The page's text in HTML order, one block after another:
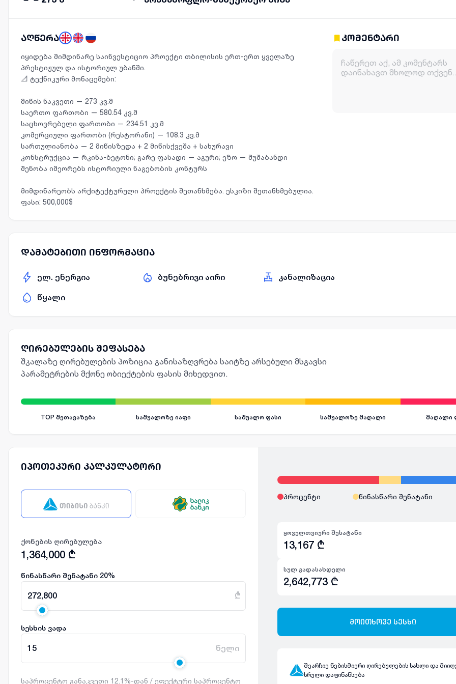
აღწერა
იყიდება მიმდინარე საინვესტიციო პროექტი თბილისის ერთ-ერთ ყველაზე
პრესტიჟულ და ისტორიულ უბანში.
📐 ტექნიკური მონაცემები:
მიწის ნაკვეთი — 273 კვ.მ
საერთო ფართობი — 580.54 კვ.მ
საცხოვრებელი ფართობი — 234.51 კვ.მ
კომერციული ფართობი (რესტორანი) — 108.3 კვ.მ
სართულიანობა — 2 მიწისზედა + 2 მიწისქვეშა + სახურავი
კონსტრუქცია — რკინა-ბეტონი; გარე ფასადი — აგური; ეზო — შუშაბანდი
შენობა იმეორებს ისტორიული ნაგებობის კონტურს
მიმდინარეობს არქიტექტურული პროექტის შეთანხმება. ესკიზი შეთანხმებულია.
ფასი: 500,000$
კომენტარი
დამატებითი ინფორმაცია
ელ. ენერგია ბუნებრივი აირი კანალიზაცია
წყალი
ღირებულების შეფასება
შკალაზე ღირებულების პოზიცია განისაზღვრება საიტზე არსებული მსგავსი
პარამეტრების მქონე ობიექტების ფასის მიხედვით.
TOP შეთავაზება საშუალოზე იაფი საშუალო ფასი საშუალოზე მაღალი მაღალი
იპოთეკური კალკულატორი
ქონების ღირებულება
1,364,000 ₾
წინასწარი შენატანი 20%
272,800 ₾
სესხის ვადა
15 წელი
საპროცენტო განაკვეთი 12.1%-დან / ეფექტური საპროცენტო
პროცენტი წინასწარი შენატანი
ყოველთვიური შესატანი
13,167 ₾
სულ გადასახდელი
2,642,773 ₾
მოითხოვე სესხი
შეარჩიე ნებისმიერი ღირებულების სახლი და
სრული დაფინანსება